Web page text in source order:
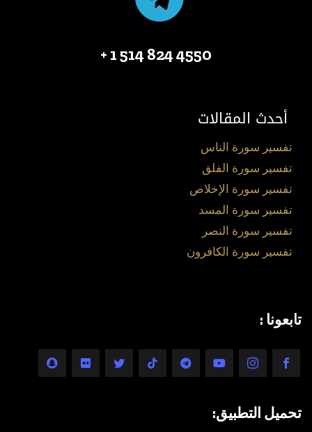
4550 824 514 1 +
أحدث المقالات
تفسير سورة الناس
تفسير سورة الفلق
تفسير سورة الإخلاص
تفسير سورة المسد
تفسير سورة النصر
تفسير سورة الكافرون
تابعونا :
تحميل التطبيق: